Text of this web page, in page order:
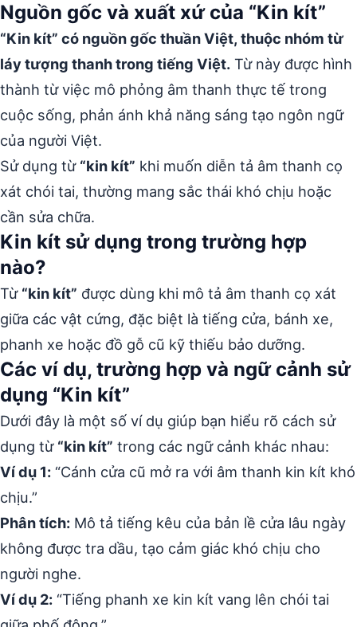
Nguồn gốc và xuất xứ của “Kin kít”
“Kin kít” có nguồn gốc thuần Việt, thuộc nhóm từ
láy tượng thanh trong tiếng Việt. Từ này được hình
thành từ việc mô phỏng âm thanh thực tế trong
cuộc sống, phản ánh khả năng sáng tạo ngôn ngữ
của người Việt.
Sử dụng từ “kin kít” khi muốn diễn tả âm thanh cọ
xát chói tai, thường mang sắc thái khó chịu hoặc
cần sửa chữa.
Kin kít sử dụng trong trường hợp
nào?
Từ “kin kít” được dùng khi mô tả âm thanh cọ xát
giữa các vật cứng, đặc biệt là tiếng cửa, bánh xe,
phanh xe hoặc đồ gỗ cũ kỹ thiếu bảo dưỡng.
Các ví dụ, trường hợp và ngữ cảnh sử
dụng “Kin kít”
Dưới đây là một số ví dụ giúp bạn hiểu rõ cách sử
dụng từ “kin kít” trong các ngữ cảnh khác nhau:
Ví dụ 1: “Cánh cửa cũ mở ra với âm thanh kin kít khó
chịu.”
Phân tích: Mô tả tiếng kêu của bản lề cửa lâu ngày
không được tra dầu, tạo cảm giác khó chịu cho
người nghe.
Ví dụ 2: “Tiếng phanh xe kin kít vang lên chói tai